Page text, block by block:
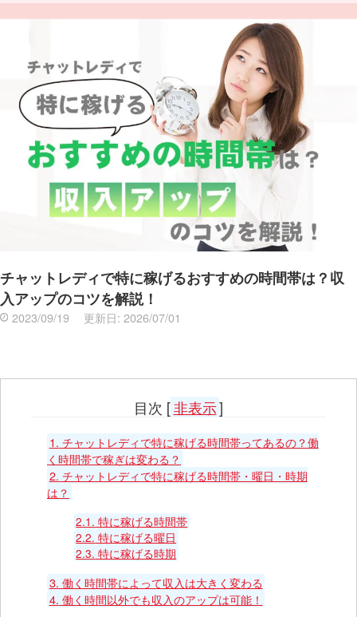
チャットレディで特に稼げるおすすめの時間帯は？収
入アップのコツを解説！
2023/09/19 更新日: 2026/07/01
目次 [非表示]
1. チャットレディで特に稼げる時間帯ってあるの？働
く時間帯で稼ぎは変わる？
2. チャットレディで特に稼げる時間帯・曜日・時期
は？
2.1. 特に稼げる時間帯
2.2. 特に稼げる曜日
2.3. 特に稼げる時期
3. 働く時間帯によって収入は大きく変わる
4. 働く時間以外でも収入のアップは可能！